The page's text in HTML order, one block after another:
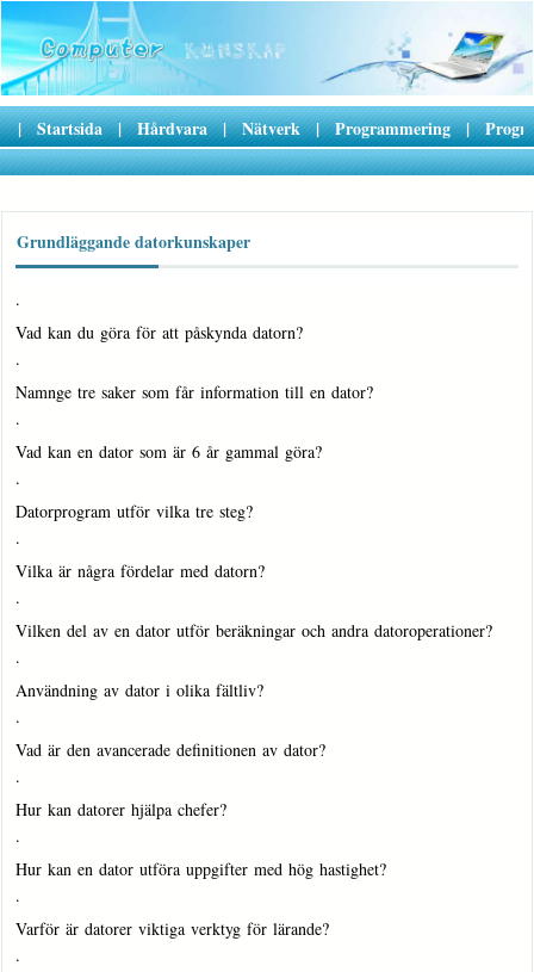
| Startsida | Hårdvara | Nätverk | Programmering |
Grundläggande datorkunskaper
·
Vad kan du göra för att påskynda datorn?
·
Namnge tre saker som får information till en dator?
·
Vad kan en dator som är 6 år gammal göra?
·
Datorprogram utför vilka tre steg?
·
Vilka är några fördelar med datorn?
·
Vilken del av en dator utför beräkningar och andra datoroperationer?
·
Användning av dator i olika fältliv?
·
Vad är den avancerade definitionen av dator?
·
Hur kan datorer hjälpa chefer?
·
Hur kan en dator utföra uppgifter med hög hastighet?
·
Varför är datorer viktiga verktyg för lärande?
·